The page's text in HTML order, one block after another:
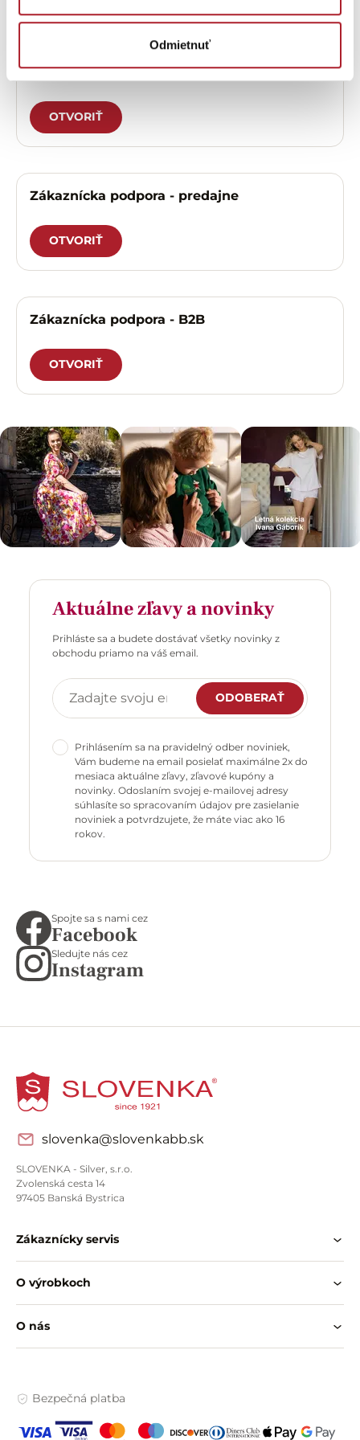
Odmietnuť
pomôcť?
Zákaznícka podpora – eshop
OTVORIŤ
Zákaznícka podpora - predajne
OTVORIŤ
Zákaznícka podpora - B2B
OTVORIŤ
Aktuálne zľavy a novinky
Prihláste sa a budete dostávať všetky novinky z
obchodu priamo na váš email.
ODOBERAŤ
Prihlásením sa na pravidelný odber noviniek,
Vám budeme na email posielať maximálne 2x do
mesiaca aktuálne zľavy, zľavové kupóny a
novinky. Odoslaním svojej e-mailovej adresy
súhlasíte so spracovaním údajov pre zasielanie
noviniek a potvrdzujete, že máte viac ako 16
rokov.
Spojte sa s nami cez
Facebook
Sledujte nás cez
Instagram
slovenka@slovenkabb.sk
SLOVENKA - Silver, s.r.o.
Zvolenská cesta 14
97405 Banská Bystrica
Zákaznícky servis
O výrobkoch
O nás
Bezpečná platba